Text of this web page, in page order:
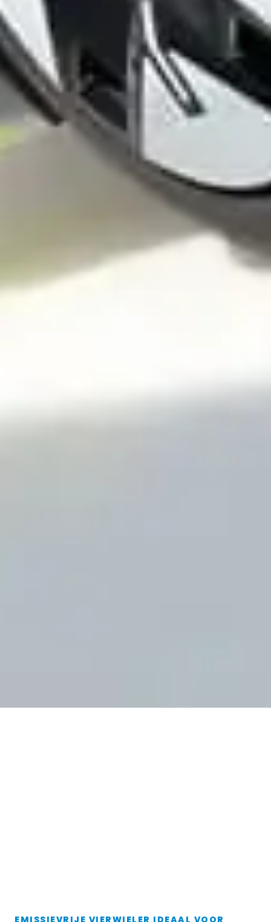
EMISSIEVRIJE VIERWIELER IDEAAL VOOR